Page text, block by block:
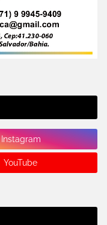
Instagram
YouTube